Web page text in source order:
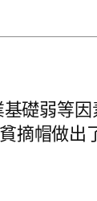
礎弱等
摘帽做出